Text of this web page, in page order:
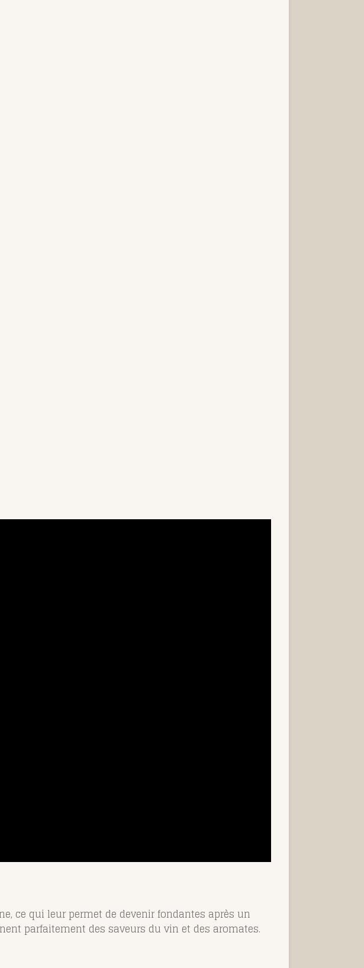
ce qui leur permet de devenir fondantes après un
parfaitement des saveurs du vin et des aromates.